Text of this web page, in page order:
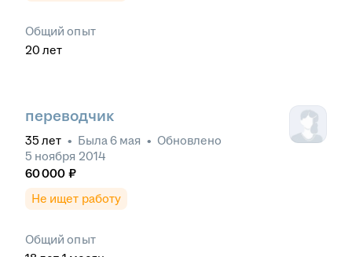
Общий опыт
20 лет
переводчик
35 лет • Была6 мая • Обновлено
5 ноября 2014
60 000 ₽
Не ищет работу
Общий опыт